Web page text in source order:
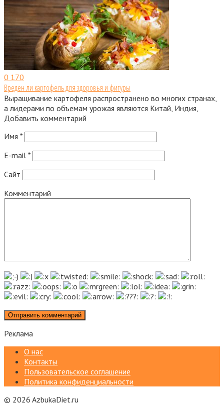
0 170
Вреден ли картофель для здоровья и фигуры
Выращивание картофеля распространено во многих странах,
а лидерами по объемам урожая являются Китай, Индия,
Добавить комментарий
Имя *
E-mail *
Сайт
Комментарий
Реклама
О нас
Контакты
Пользовательское соглашение
Политика конфиденциальности
© 2026 AzbukaDiet.ru